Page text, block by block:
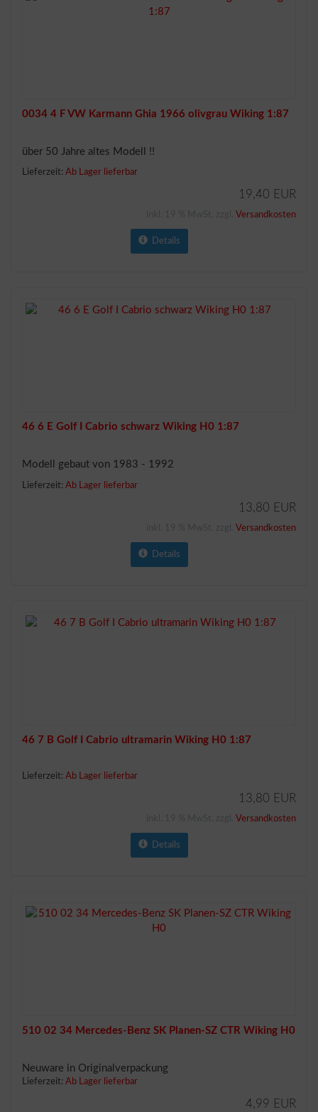
0034 4 F VW Karmann Ghia 1966 olivgrau Wiking 1:87
über 50 Jahre altes Modell !!
Lieferzeit: Ab Lager lieferbar
19,40 EUR
Versandkosten
Details
46 6 E Golf I Cabrio schwarz Wiking H0 1:87
Modell gebaut von 1983 - 1992
Lieferzeit: Ab Lager lieferbar
13,80 EUR
Versandkosten
Details
46 7 B Golf I Cabrio ultramarin Wiking H0 1:87
Lieferzeit: Ab Lager lieferbar
13,80 EUR
Versandkosten
Details
510 02 34 Mercedes-Benz SK Planen-SZ CTR Wiking H0
Neuware in Originalverpackung
Lieferzeit: Ab Lager lieferbar
4,99 EUR